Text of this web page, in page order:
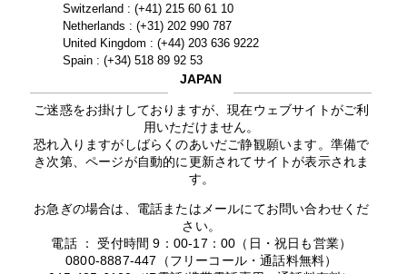
Switzerland : (+41) 215 60 61 10
Netherlands : (+31) 202 990 787
United Kingdom : (+44) 203 636 9222
Spain : (+34) 518 89 92 53
JAPAN
ご迷惑をお掛けしておりますが、現在ウェブサイトがご利
用いただけません。
恐れ入りますがしばらくのあいだご静観願います。準備で
き次第、ページが自動的に更新されてサイトが表示されま
す。
お急ぎの場合は、電話またはメールにてお問い合わせくだ
さい。
電話 ： 受付時間 9：00-17：00（日・祝日も営業）
0800-8887-447（フリーコール・通話料無料）